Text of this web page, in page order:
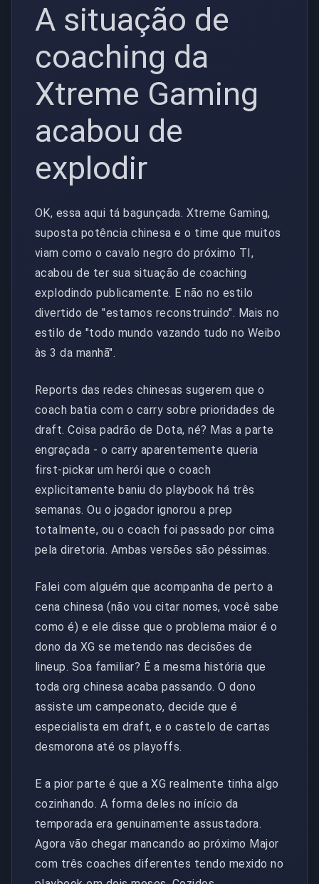
A situação de
coaching da
Xtreme Gaming
acabou de
explodir
OK, essa aqui tá bagunçada. Xtreme Gaming,
suposta potência chinesa e o time que muitos
viam como o cavalo negro do próximo TI,
acabou de ter sua situação de coaching
explodindo publicamente. E não no estilo
divertido de "estamos reconstruindo". Mais no
estilo de "todo mundo vazando tudo no Weibo
às 3 da manhã".
Reports das redes chinesas sugerem que o
coach batia com o carry sobre prioridades de
draft. Coisa padrão de Dota, né? Mas a parte
engraçada - o carry aparentemente queria
first-pickar um herói que o coach
explicitamente baniu do playbook há três
semanas. Ou o jogador ignorou a prep
totalmente, ou o coach foi passado por cima
pela diretoria. Ambas versões são péssimas.
Falei com alguém que acompanha de perto a
cena chinesa (não vou citar nomes, você sabe
como é) e ele disse que o problema maior é o
dono da XG se metendo nas decisões de
lineup. Soa familiar? É a mesma história que
toda org chinesa acaba passando. O dono
assiste um campeonato, decide que é
especialista em draft, e o castelo de cartas
desmorona até os playoffs.
E a pior parte é que a XG realmente tinha algo
cozinhando. A forma deles no início da
temporada era genuinamente assustadora.
Agora vão chegar mancando ao próximo Major
com três coaches diferentes tendo mexido no